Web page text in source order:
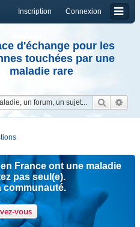
Connexion
Inscription
d'échange pour les
touchées par une
maladie rare
France ont une maladie
pas seul(e).
communauté.
vous